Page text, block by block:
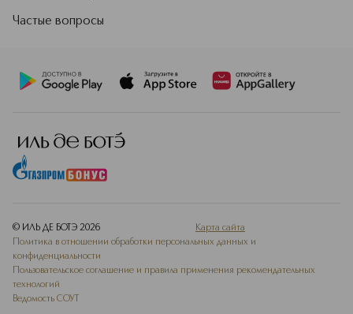
Частые вопросы
© ИЛЬ ДЕ БОТЭ 2026
Карта сайта
Политика в отношении обработки персональных данных и
конфиденциальности
Пользовательское соглашение и правила применения рекомендательных
технологий
Ведомость СОУТ